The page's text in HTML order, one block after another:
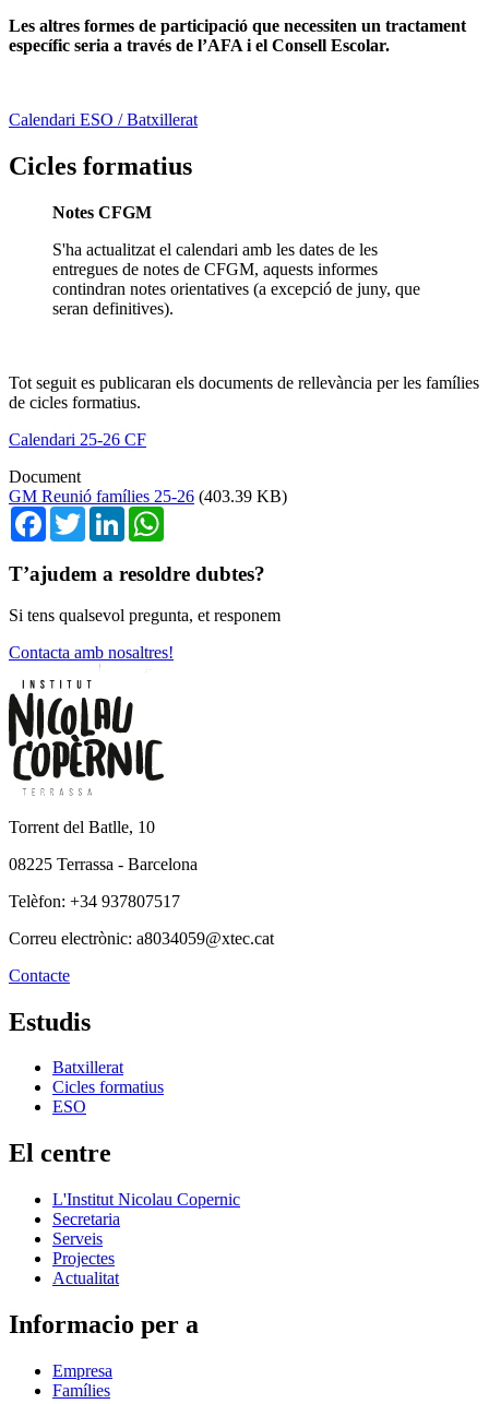
Les altres formes de participació que necessiten un tractament
específic seria a través de l’AFA i el Consell Escolar.
Calendari ESO / Batxillerat
Cicles formatius
Notes CFGM
S'ha actualitzat el calendari amb les dates de les
entregues de notes de CFGM, aquests informes
contindran notes orientatives (a excepció de juny, que
seran definitives).
Tot seguit es publicaran els documents de rellevància per les famílies
de cicles formatius.
Calendari 25-26 CF
Document
GM Reunió famílies 25-26 (403.39 KB)
FacebookTwitterLinkedIn
T’ajudem a resoldre dubtes?
Si tens qualsevol pregunta, et responem
Contacta amb nosaltres!
Torrent del Batlle, 10
08225 Terrassa - Barcelona
Telèfon: +34 937807517
Correu electrònic: a8034059@xtec.cat
Contacte
Estudis
Batxillerat
Cicles formatius
ESO
El centre
L'Institut Nicolau Copernic
Secretaria
Serveis
Projectes
Actualitat
Informacio per a
Empresa
Famílies